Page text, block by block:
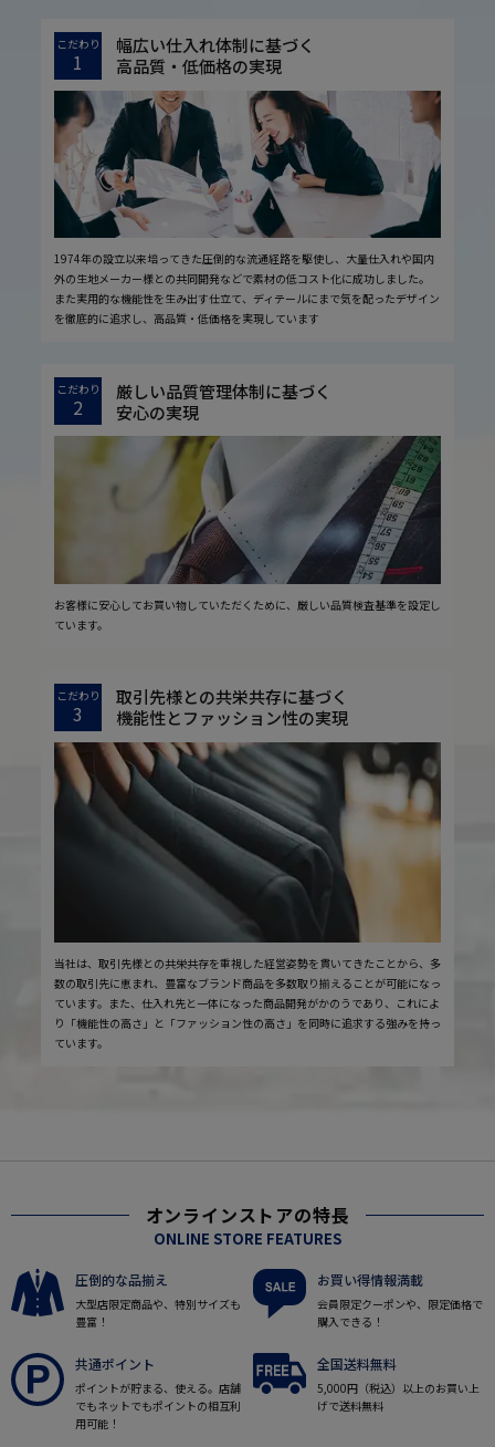
こだわり
1
幅広い仕入れ体制に基づく
高品質・低価格の実現
1974年の設立以来培ってきた圧倒的な流通経路を駆使し、大量仕入れや国内
外の生地メーカー様との共同開発などで素材の低コスト化に成功しました。
また実用的な機能性を生み出す仕立て、ディテールにまで気を配ったデザイン
を徹底的に追求し、高品質・低価格を実現しています
こだわり
2
厳しい品質管理体制に基づく
安心の実現
お客様に安心してお買い物していただくために、厳しい品質検査基準を設定し
ています。
こだわり
3
取引先様との共栄共存に基づく
機能性とファッション性の実現
当社は、取引先様との共栄共存を重視した経営姿勢を貫いてきたことから、多
数の取引先に恵まれ、豊富なブランド商品を多数取り揃えることが可能になっ
ています。また、仕入れ先と一体になった商品開発がかのうであり、これによ
り「機能性の高さ」と「ファッション性の高さ」を同時に追求する強みを持っ
ています。
オンラインストアの特長
ONLINE STORE FEATURES
圧倒的な品揃え
大型店限定商品や、特別サイズも
豊富！
お買い得情報満載
会員限定クーポンや、限定価格で
購入できる！
共通ポイント
ポイントが貯まる、使える。店舗
でもネットでもポイントの相互利
用可能！
全国送料無料
5,000円（税込）以上のお買い上
げで送料無料